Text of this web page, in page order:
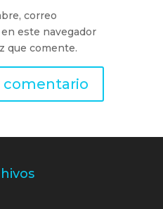
correo
este navegador
que comente.